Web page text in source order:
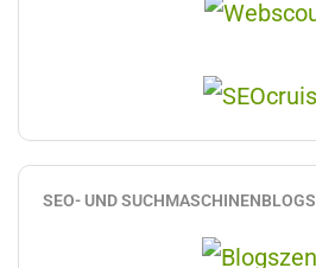
SEO- UND SUCHMASCHINENBLOGS